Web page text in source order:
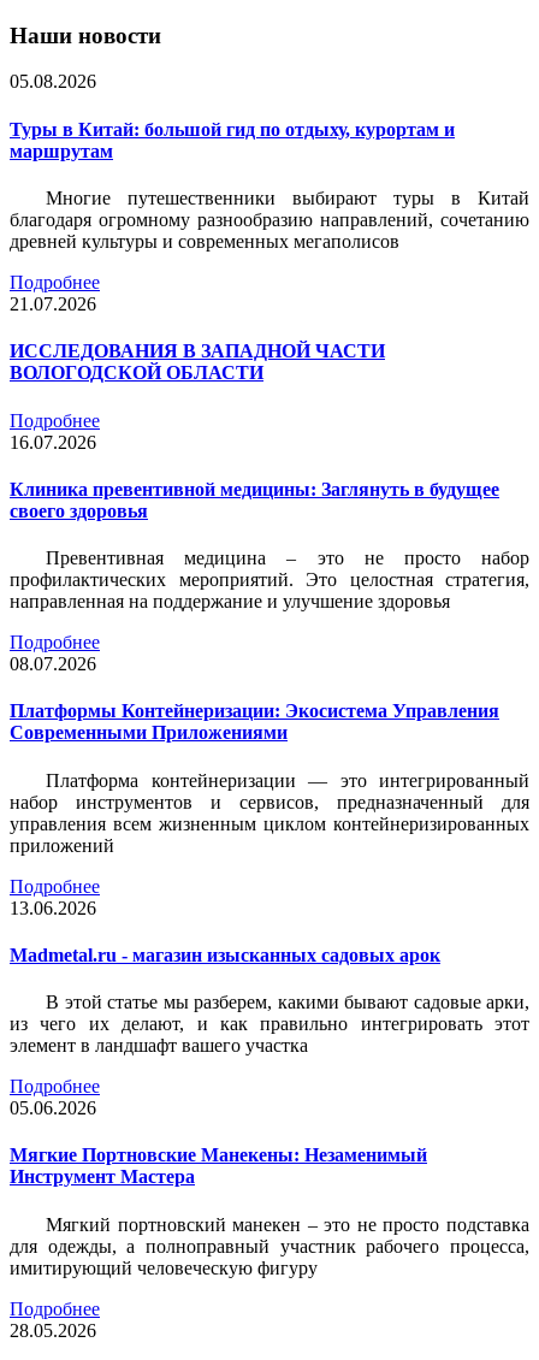
Наши новости
05.08.2026
Туры в Китай: большой гид по отдыху, курортам и
маршрутам
Многие путешественники выбирают туры в Китай
благодаря огромному разнообразию направлений, сочетанию
древней культуры и современных мегаполисов
Подробнее
21.07.2026
ИССЛЕДОВАНИЯ В ЗАПАДНОЙ ЧАСТИ
ВОЛОГОДСКОЙ ОБЛАСТИ
Подробнее
16.07.2026
Клиника превентивной медицины: Заглянуть в будущее
своего здоровья
Превентивная медицина – это не просто набор
профилактических мероприятий. Это целостная стратегия,
направленная на поддержание и улучшение здоровья
Подробнее
08.07.2026
Платформы Контейнеризации: Экосистема Управления
Современными Приложениями
Платформа контейнеризации — это интегрированный
набор инструментов и сервисов, предназначенный для
управления всем жизненным циклом контейнеризированных
приложений
Подробнее
13.06.2026
Madmetal.ru - магазин изысканных садовых арок
В этой статье мы разберем, какими бывают садовые арки,
из чего их делают, и как правильно интегрировать этот
элемент в ландшафт вашего участка
Подробнее
05.06.2026
Мягкие Портновские Манекены: Незаменимый
Инструмент Мастера
Мягкий портновский манекен – это не просто подставка
для одежды, а полноправный участник рабочего процесса,
имитирующий человеческую фигуру
Подробнее
28.05.2026